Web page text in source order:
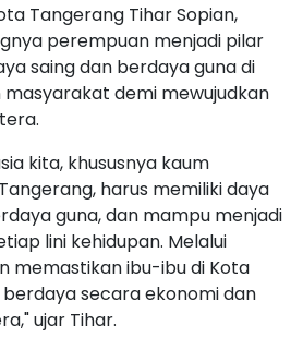
Tangerang Tihar Sopian,
perempuan menjadi pilar
saing dan berdaya guna di
demi mewujudkan
kita, khususnya kaum
harus memiliki daya
guna, dan mampu menjadi
lini kehidupan. Melalui
memastikan ibu-ibu di Kota
secara ekonomi dan
ujar Tihar.